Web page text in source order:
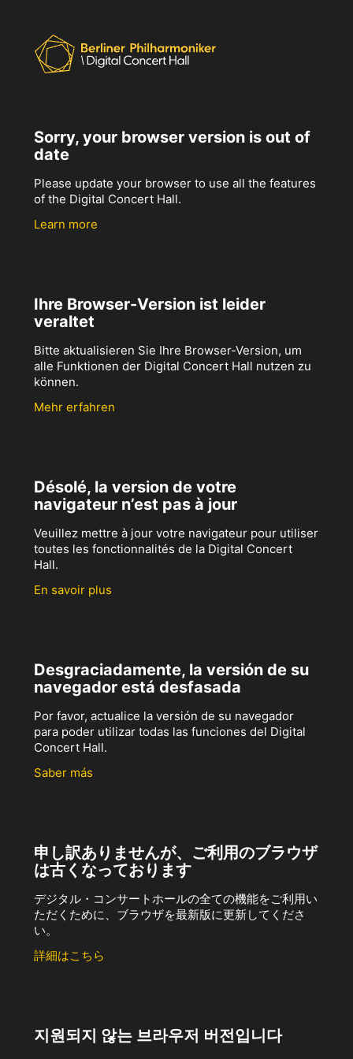
Sorry, your browser version is out of
date
Please update your browser to use all the features
of the Digital Concert Hall.
Learn more
Ihre Browser-Version ist leider
veraltet
Bitte aktualisieren Sie Ihre Browser-Version, um
alle Funktionen der Digital Concert Hall nutzen zu
können.
Mehr erfahren
Désolé, la version de votre
navigateur n’est pas à jour
Veuillez mettre à jour votre navigateur pour utiliser
toutes les fonctionnalités de la Digital Concert
Hall.
En savoir plus
Desgraciadamente, la versión de su
navegador está desfasada
Por favor, actualice la versión de su navegador
para poder utilizar todas las funciones del Digital
Concert Hall.
Saber más
申し訳ありませんが、ご利用のブラウザ
は古くなっております
デジタル・コンサートホールの全ての機能をご利用い
ただくために、ブラウザを最新版に更新してくださ
い。
詳細はこちら
지원되지 않는 브라우저 버전입니다